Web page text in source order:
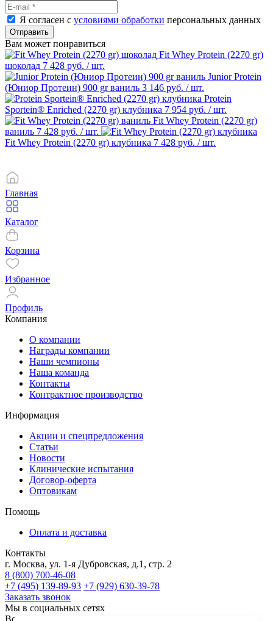
Я согласен с условиями обработки персональных данных
Отправить
Вам может понравиться
Fit Whey Protein (2270 gr)
шоколад 7 428 руб. / шт.
Junior Protein
(Юниор Протеин) 900 gr ваниль 3 146 руб. / шт.
Protein
Sportein® Enriched (2270 gr) клубника 7 954 руб. / шт.
Fit Whey Protein (2270 gr)
ваниль 7 428 руб. / шт.
Fit Whey Protein (2270 gr) клубника 7 428 руб. / шт.
Главная
Каталог
Корзина
Избранное
Профиль
Компания
О компании
Награды компании
Наши чемпионы
Наша команда
Контакты
Контрактное производство
Информация
Акции и спецпредложения
Статьи
Новости
Клинические испытания
Договор-оферта
Оптовикам
Помощь
Оплата и доставка
Контакты
г. Москва, ул. 1-я Дубровская, д.1, стр. 2
8 (800) 700-46-08
+7 (495) 139-89-93 +7 (929) 630-39-78
Заказать звонок
Мы в социальных сетях
Все права защищены законом. ©2024 ООО "Академия-Т -